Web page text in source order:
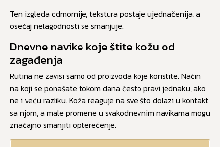
Ten izgleda odmornije, tekstura postaje ujednačenija, a
osećaj nelagodnosti se smanjuje.
Dnevne navike koje štite kožu od
zagađenja
Rutina ne zavisi samo od proizvoda koje koristite. Način
na koji se ponašate tokom dana često pravi jednaku, ako
ne i veću razliku. Koža reaguje na sve što dolazi u kontakt
sa njom, a male promene u svakodnevnim navikama mogu
značajno smanjiti opterećenje.